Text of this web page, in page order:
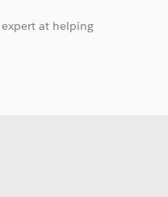
at helping